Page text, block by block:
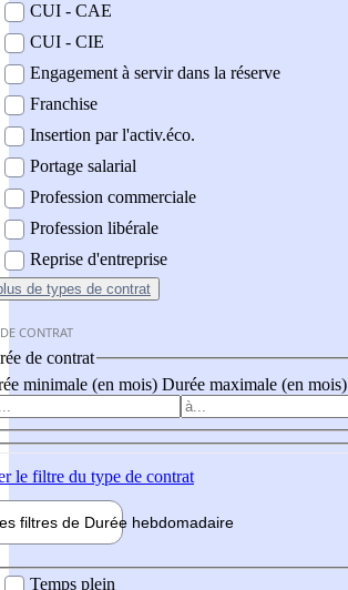
CUI - CAE
CUI - CIE
Engagement à servir dans la réserve
Franchise
Insertion par l'activ.éco.
Portage salarial
Profession commerciale
Profession libérale
Reprise d'entreprise
de types de contrat
CONTRAT
de contrat
minimale (en mois) Durée maximale (en mois)
le filtre du type de contrat
filtres de Durée hebdomadaire
Temps plein